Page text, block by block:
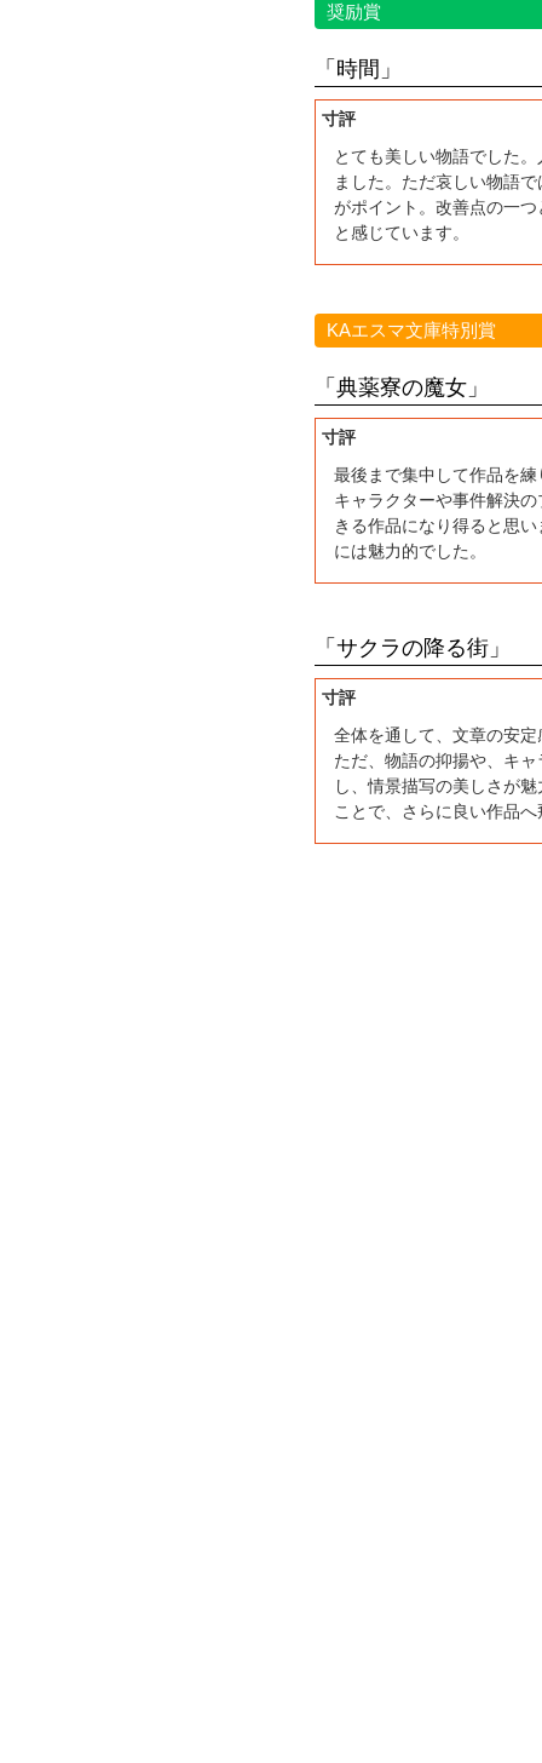
奨励賞
「時間」
寸評
とても美しい物語でした
ました。ただ哀しい物語
がポイント。改善点の一
と感じています。
KAエスマ文庫特別賞
「典薬寮の魔女」
寸評
最後まで集中して作品を
キャラクターや事件解決
きる作品になり得ると思
には魅力的でした。
「サクラの降る街」
寸評
全体を通して、文章の安
ただ、物語の抑揚や、キ
し、情景描写の美しさが
ことで、さらに良い作品